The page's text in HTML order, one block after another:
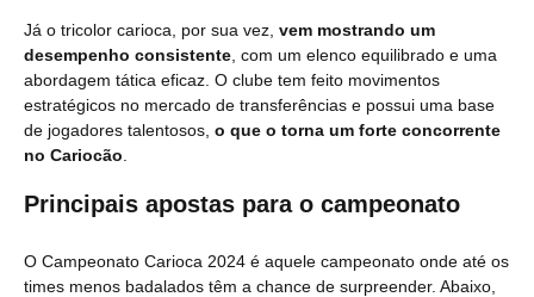
Já o tricolor carioca, por sua vez, vem mostrando um
desempenho consistente , com um elenco equilibrado e uma
abordagem tática eficaz. O clube tem feito movimentos
estratégicos no mercado de transferências e possui uma base
de jogadores talentosos, o que o torna um forte concorrente
no Cariocão
Principais apostas para o campeonato
O Campeonato Carioca 2024 é aquele campeonato onde até os
times menos badalados têm a chance de surpreender. Abaixo,